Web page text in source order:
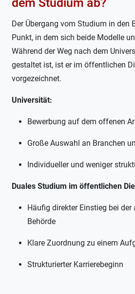
Der Übergang vom Studium in den
Punkt, in dem sich beide Modelle
Während der Weg nach dem
gestaltet ist, ist er im öffentlichen
vorgezeichnet.
Universität:
Bewerbung auf dem offenen
Große Auswahl an Branchen
Individueller und weniger
Duales Studium im öffentlichen
Häufig direkter Einstieg bei der
Behörde
Klare Zuordnung zu einem
Strukturierter Karrierebeginn